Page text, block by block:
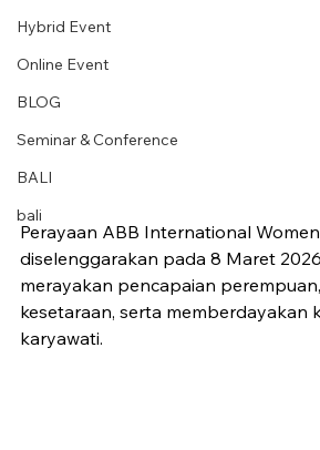
Hybrid Event
Online Event
BLOG
Seminar & Conference
BALI
bali
Perayaan ABB International
diselenggarakan pada 8 Maret
merayakan pencapaian
kesetaraan, serta memberdayakan
karyawati.